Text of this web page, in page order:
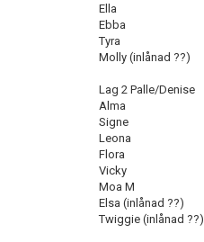
Ella
Ebba
Tyra
Molly (inlånad ??)
Lag 2 Palle/Denise
Alma
Signe
Leona
Flora
Vicky
Moa M
Elsa (inlånad ??)
Twiggie (inlånad ??)